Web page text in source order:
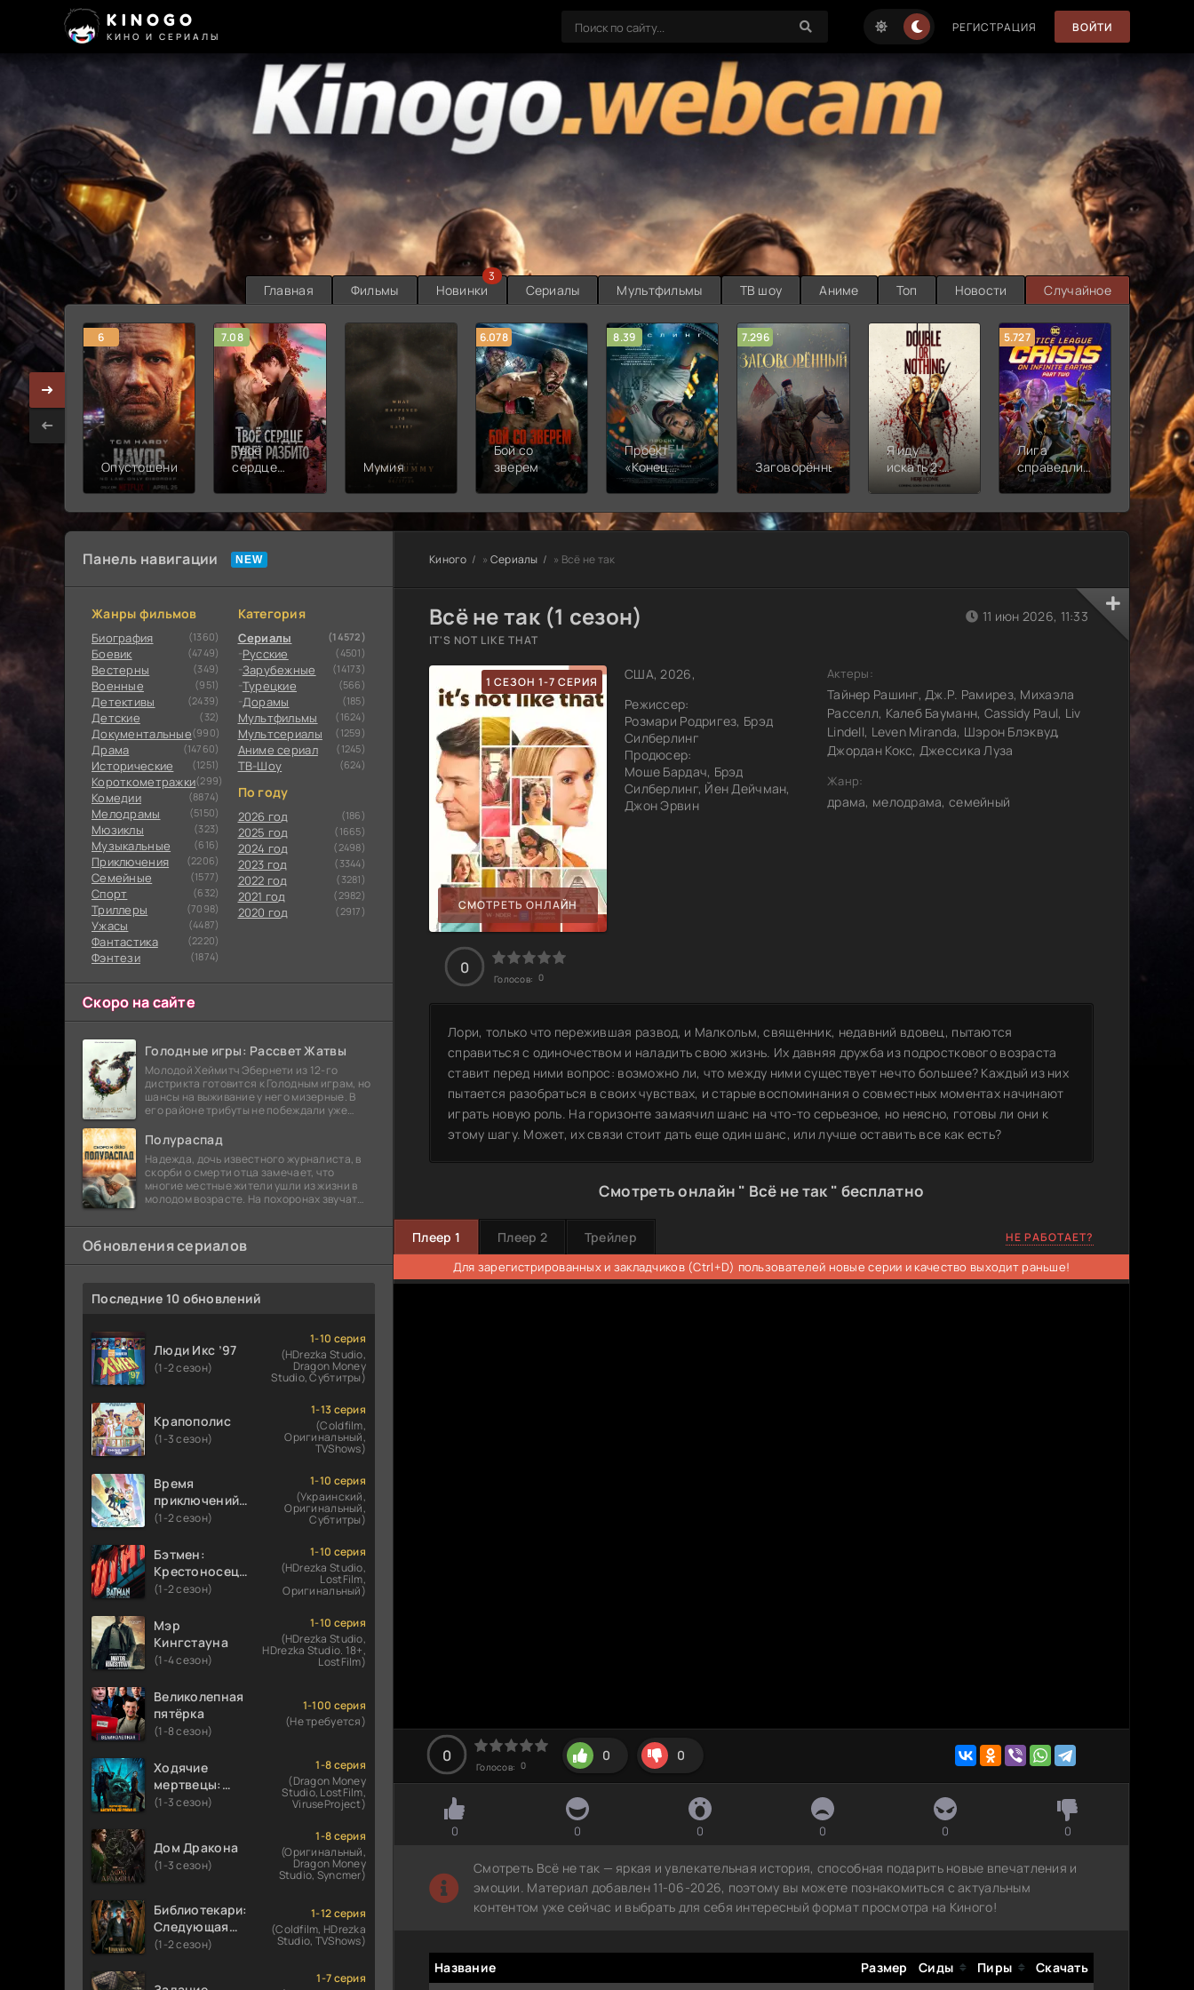
KINOGO
КИНО И СЕРИАЛЫ
РЕГИСТРАЦИЯ ВОЙТИ
Главная Фильмы Новинки
3
Сериалы Мультфильмы ТВ шоу Аниме Топ Новости Случайное
6
Опустошение
7.08
Твоё
сердце
Мумия
6.078
Бой со
зверем
8.39
Проект
«Конец
света»
7.296
Заговорённый
Я иду
искать 2:
Вот и я
5.727
Лига
справедливости:
Кризис на
землях.
Часть 2
8.889
Новая
смена
Панель навигации
Жанры фильмов
Биография (1360)
Боевик (4749)
Вестерны (349)
Военные (951)
Детективы (2439)
Детские (32)
Документальные(990)
Драма (14760)
Исторические (1251)
Короткометражки(299)
Комедии (8874)
Мелодрамы (5150)
Мюзиклы (323)
Музыкальные (616)
Приключения (2206)
Семейные (1577)
Cпорт (632)
Триллеры (7098)
Ужасы (4487)
Фантастика (2220)
Фэнтези (1874)
Категория
Сериалы (14572)
Русские (4501)
Зарубежные (14173)
Турецкие (566)
Дорамы (185)
Мультфильмы (1624)
Мультсериалы (1259)
Аниме сериал (1245)
ТВ-Шоу (624)
По году
2026 год (186)
2025 год (1665)
2024 год (2498)
2023 год (3344)
2022 год (3281)
2021 год (2982)
2020 год (2917)
Скоро на сайте
Голодные игры: Рассвет Жатвы
Молодой Хеймитч Эбернети из 12-го
дистрикта готовится к Голодным играм, но
шансы на выживание у него мизерные. В
его районе трибуты не побеждали уже
безнадежности.
Полураспад
Надежда, дочь известного журналиста, в
скорби о смерти отца замечает, что
многие местные жители ушли из жизни в
молодом возрасте. На похоронах звучат
Обновления сериалов
Последние 10 обновлений
Люди Икс ’97
(1-2 сезон)
1-10 серия
(HDrezka Studio,
Dragon Money
Studio, Субтитры)
Крапополис
(1-3 сезон)
1-13 серия
(Coldfilm,
Оригинальный,
TVShows)
Время
приключений:
Фионна и Кейк
(1-2 сезон)
1-10 серия
(Украинский,
Оригинальный,
Субтитры)
Бэтмен:
Крестоносец в
плаще
(1-2 сезон)
1-10 серия
(HDrezka Studio,
LostFilm,
Оригинальный)
Мэр
Кингстауна
(1-4 сезон)
1-10 серия
(HDrezka Studio,
HDrezka Studio. 18+,
LostFilm)
Великолепная
пятёрка
(1-8 сезон)
1-100 серия
(Не требуется)
Ходячие
мертвецы:
Мертвый
(1-3 сезон)
1-8 серия
(Dragon Money
Studio, LostFilm,
ViruseProject)
Дом Дракона
(1-3 сезон)
1-8 серия
(Оригинальный,
Dragon Money
Studio, Syncmer)
Библиотекари:
Следующая
глава
(1-2 сезон)
1-12 серия
(Coldfilm, HDrezka
Studio, TVShows)
1-7 серия
Киного » Сериалы » Всё не так
Всё не так (1 сезон)
IT'S NOT LIKE THAT
1 СЕЗОН 1-7 СЕРИЯ
СМОТРЕТЬ ОНЛАЙН
США, 2026,
Режиссер:
Розмари Родригез, Брэд
Силберлинг
Продюсер:
Моше Бардач, Брэд
Силберлинг, Йен Дейчман,
Джон Эрвин
11 июн 2026, 11:33
Актеры:
Тайнер Рашинг, Дж.Р. Рамирез, Михаэла
Расселл, Калеб Бауманн, Cassidy Paul, Liv
Lindell, Leven Miranda, Шэрон Блэквуд,
Джордан Кокс, Джессика Луза
Жанр:
драма, мелодрама, семейный
0
Голосов: 0
Лори, только что пережившая развод, и Малкольм, священник, недавний вдовец, пытаются
справиться с одиночеством и наладить свою жизнь. Их давняя дружба из подросткового возраста
ставит перед ними вопрос: возможно ли, что между ними существует нечто большее? Каждый из них
пытается разобраться в своих чувствах, и старые воспоминания о совместных моментах начинают
играть новую роль. На горизонте замаячил шанс на что-то серьезное, но неясно, готовы ли они к
этому шагу. Может, их связи стоит дать еще один шанс, или лучше оставить все как есть?
Смотреть онлайн " Всё не так " бесплатно
Плеер 1 Плеер 2 Трейлер НЕ РАБОТАЕТ?
Для зарегистрированных и закладчиков (Ctrl+D) пользователей новые серии и качество выходит раньше!
0
Голосов: 0
0 0
0 0 0 0 0 0
Смотреть Всё не так — яркая и увлекательная история, способная подарить новые впечатления и
эмоции. Материал добавлен 11-06-2026, поэтому вы можете познакомиться с актуальным
контентом уже сейчас и выбрать для себя интересный формат просмотра на Киного!
Название Размер Сиды Пиры
Скачать